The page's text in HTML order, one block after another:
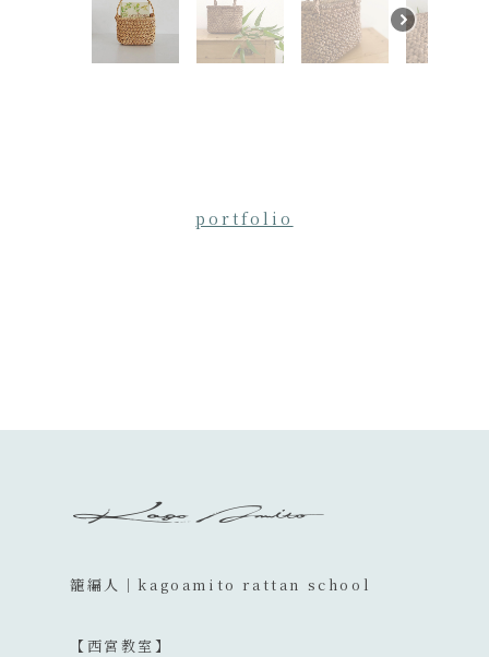
portfolio
籠編人│kagoamito rattan school
【西宮教室】